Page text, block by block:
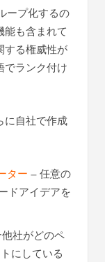
ープ化するの
能も含まれて
する権威性が
でランク付け
に自社で作成
ター – 任意の
ドアイデアを
社がどのペ
にしている